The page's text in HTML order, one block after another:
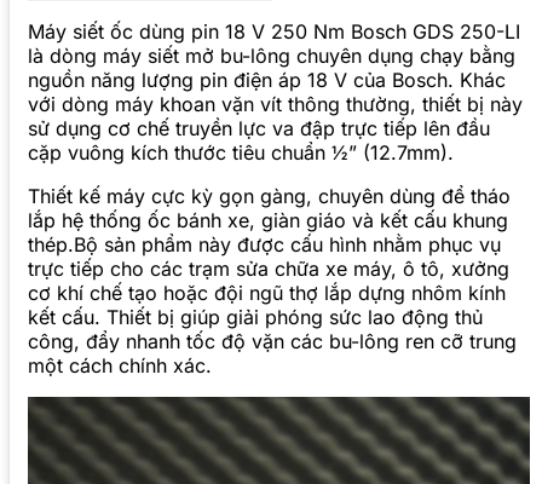
Máy siết ốc dùng pin 18 V 250 Nm Bosch GDS 250-LI
là dòng máy siết mở bu-lông chuyên dụng chạy bằng
nguồn năng lượng pin điện áp 18 V của Bosch. Khác
với dòng máy khoan vặn vít thông thường, thiết bị này
sử dụng cơ chế truyền lực va đập trực tiếp lên đầu
cặp vuông kích thước tiêu chuẩn ½” (12.7mm).
Thiết kế máy cực kỳ gọn gàng, chuyên dùng để tháo
lắp hệ thống ốc bánh xe, giàn giáo và kết cấu khung
thép.Bộ sản phẩm này được cấu hình nhằm phục vụ
trực tiếp cho các trạm sửa chữa xe máy, ô tô, xưởng
cơ khí chế tạo hoặc đội ngũ thợ lắp dựng nhôm kính
kết cấu. Thiết bị giúp giải phóng sức lao động thủ
công, đẩy nhanh tốc độ vặn các bu-lông ren cỡ trung
một cách chính xác.